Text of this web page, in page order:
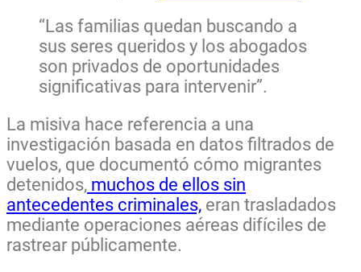
“Las familias quedan buscando a
sus seres queridos y los abogados
son privados de oportunidades
significativas para intervenir”.
La misiva hace referencia a una
investigación basada en datos filtrados de
vuelos, que documentó cómo migrantes
detenidos, muchos de ellos sin
antecedentes criminales, eran trasladados
mediante operaciones aéreas difíciles de
rastrear públicamente.